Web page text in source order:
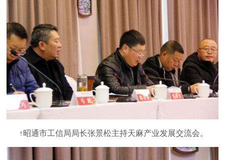
↑昭通市工信局局长张景松主持天麻产业发展交流会。